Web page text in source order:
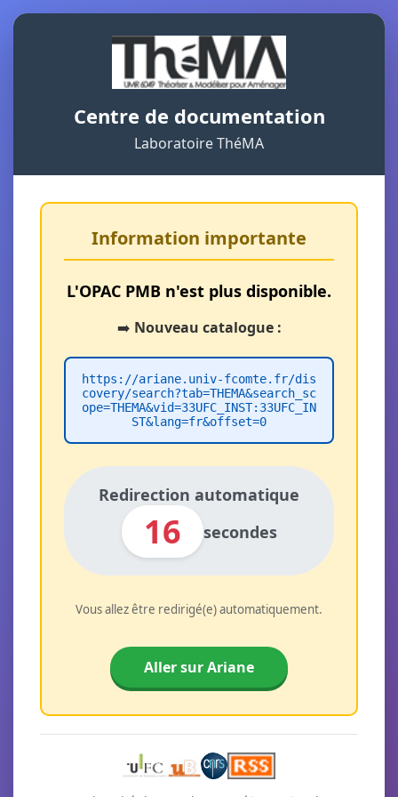
Centre de documentation
Laboratoire ThéMA
Information importante
L'OPAC PMB n'est plus disponible.
➡️ Nouveau catalogue :
https://ariane.univ-fcomte.fr/dis
covery/search?tab=THEMA&search_sc
ope=THEMA&vid=33UFC_INST:33UFC_IN
ST&lang=fr&offset=0
Redirection automatique
16 secondes
Vous allez être redirigé(e) automatiquement.
Aller sur Ariane